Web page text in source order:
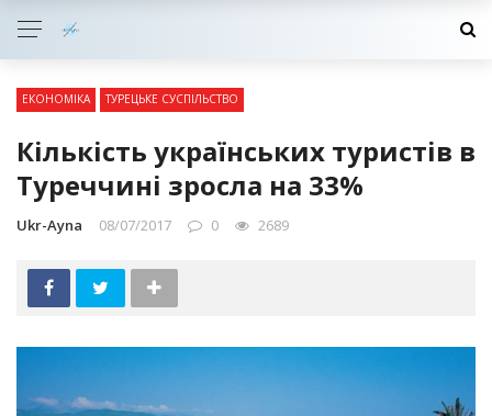
ЕКОНОМІКА ТУРЕЦЬКЕ СУСПІЛЬСТВО
Кількість українських туристів в
Туреччині зросла на 33%
Ukr-Ayna 08/07/2017 0 2689